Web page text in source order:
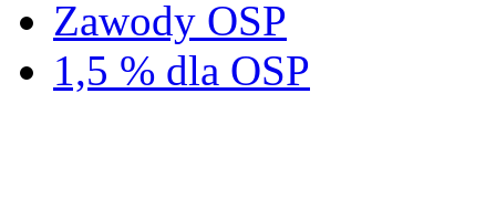
Zawody OSP
1,5 % dla OSP